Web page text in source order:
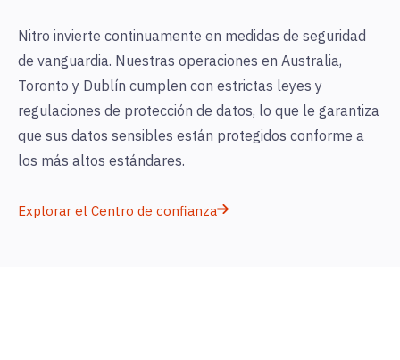
Nitro invierte continuamente en medidas de seguridad
de vanguardia. Nuestras operaciones en Australia,
Toronto y Dublín cumplen con estrictas leyes y
regulaciones de protección de datos, lo que le garantiza
que sus datos sensibles están protegidos conforme a
los más altos estándares.
Explorar el Centro de confianza